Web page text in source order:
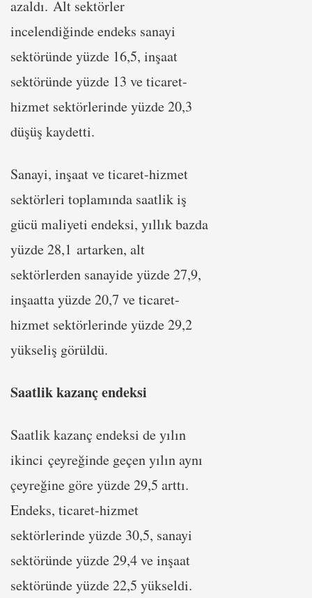
azaldı. Alt sektörler
incelendiğinde endeks sanayi
sektöründe yüzde 16,5, inşaat
sektöründe yüzde 13 ve ticaret-
hizmet sektörlerinde yüzde 20,3
düşüş kaydetti.
Sanayi, inşaat ve ticaret-hizmet
sektörleri toplamında saatlik iş
gücü maliyeti endeksi, yıllık bazda
yüzde 28,1 artarken, alt
sektörlerden sanayide yüzde 27,9,
inşaatta yüzde 20,7 ve ticaret-
hizmet sektörlerinde yüzde 29,2
yükseliş görüldü.
Saatlik kazanç endeksi
Saatlik kazanç endeksi de yılın
ikinci çeyreğinde geçen yılın aynı
çeyreğine göre yüzde 29,5 arttı.
Endeks, ticaret-hizmet
sektörlerinde yüzde 30,5, sanayi
sektöründe yüzde 29,4 ve inşaat
sektöründe yüzde 22,5 yükseldi.